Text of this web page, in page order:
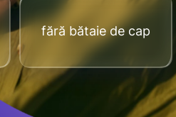
fără bătaie de cap